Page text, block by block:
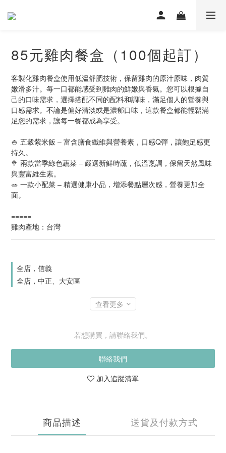
85元雞肉餐盒（100個起訂）
客製化雞肉餐盒使用低溫舒肥技術，保留雞肉的原汁原味，肉質
嫩滑多汁。每一口都能感受到雞肉的鮮嫩與香氣。您可以根據自
己的口味需求，選擇搭配不同的配料和調味，滿足個人的營養與
口感需求。不論是偏好清淡或是濃郁口味，這款餐盒都能輕鬆滿
足您的需求，讓每一餐都成為享受。
🍚 五穀紫米飯 – 富含膳食纖維與營養素，口感Q彈，讓飽足感更
持久。
🥦 兩款當季綠色蔬菜 – 嚴選新鮮時蔬，低溫烹調，保留天然風味
與豐富維生素。
🥗 一款小配菜 – 精選健康小品，增添餐點層次感，營養更加全
面。
=====
雞肉產地：台灣
全店，信義
全店，中正、大安區
查看更多
若想購買，請聯絡我們。
聯絡我們
加入追蹤清單
商品描述 送貨及付款方式